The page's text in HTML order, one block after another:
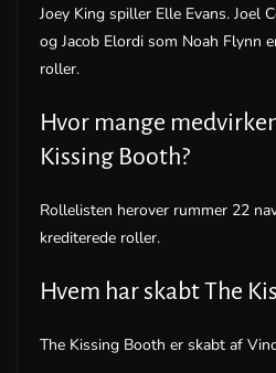
Joey King spiller Elle Evans. Joel
og Jacob Elordi som Noah Flynn
roller.
Hvor mange
Kissing Booth?
Rollelisten herover rummer 22
krediterede roller.
Hvem har skabt The
The Kissing Booth er skabt af